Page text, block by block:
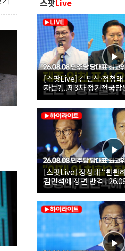
스팟Live
[스팟Live] 김민석·정청래
자는?...제3차 정기전국
합동연설회 생중계 |
[스팟Live] 정청래 “뻔뻔
김민석에 정면 반격 |
당대표·최고위원 후보 제